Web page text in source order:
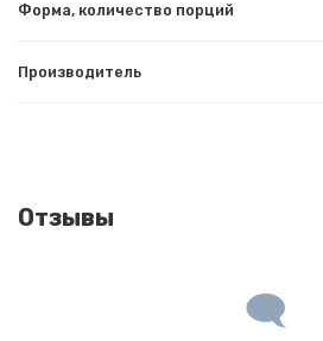
Форма, количество порций
Производитель
Отзывы